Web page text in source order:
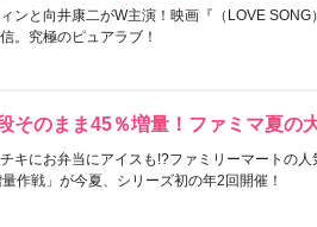
ンと向井康二がW主演！映画『（LOVE
。究極のピュアラブ！
そのまま45％増量！ファミマ夏の
キにお弁当にアイスも!?ファミリーマートの
作戦」が今夏、シリーズ初の年2回開催！